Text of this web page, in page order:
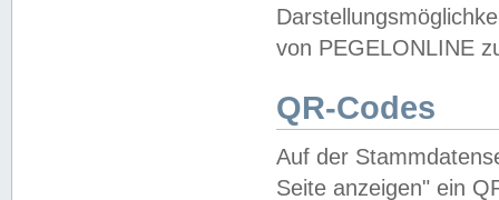
von PEGELONLINE
QR-Codes
Auf der
Seite anzeigen" ein